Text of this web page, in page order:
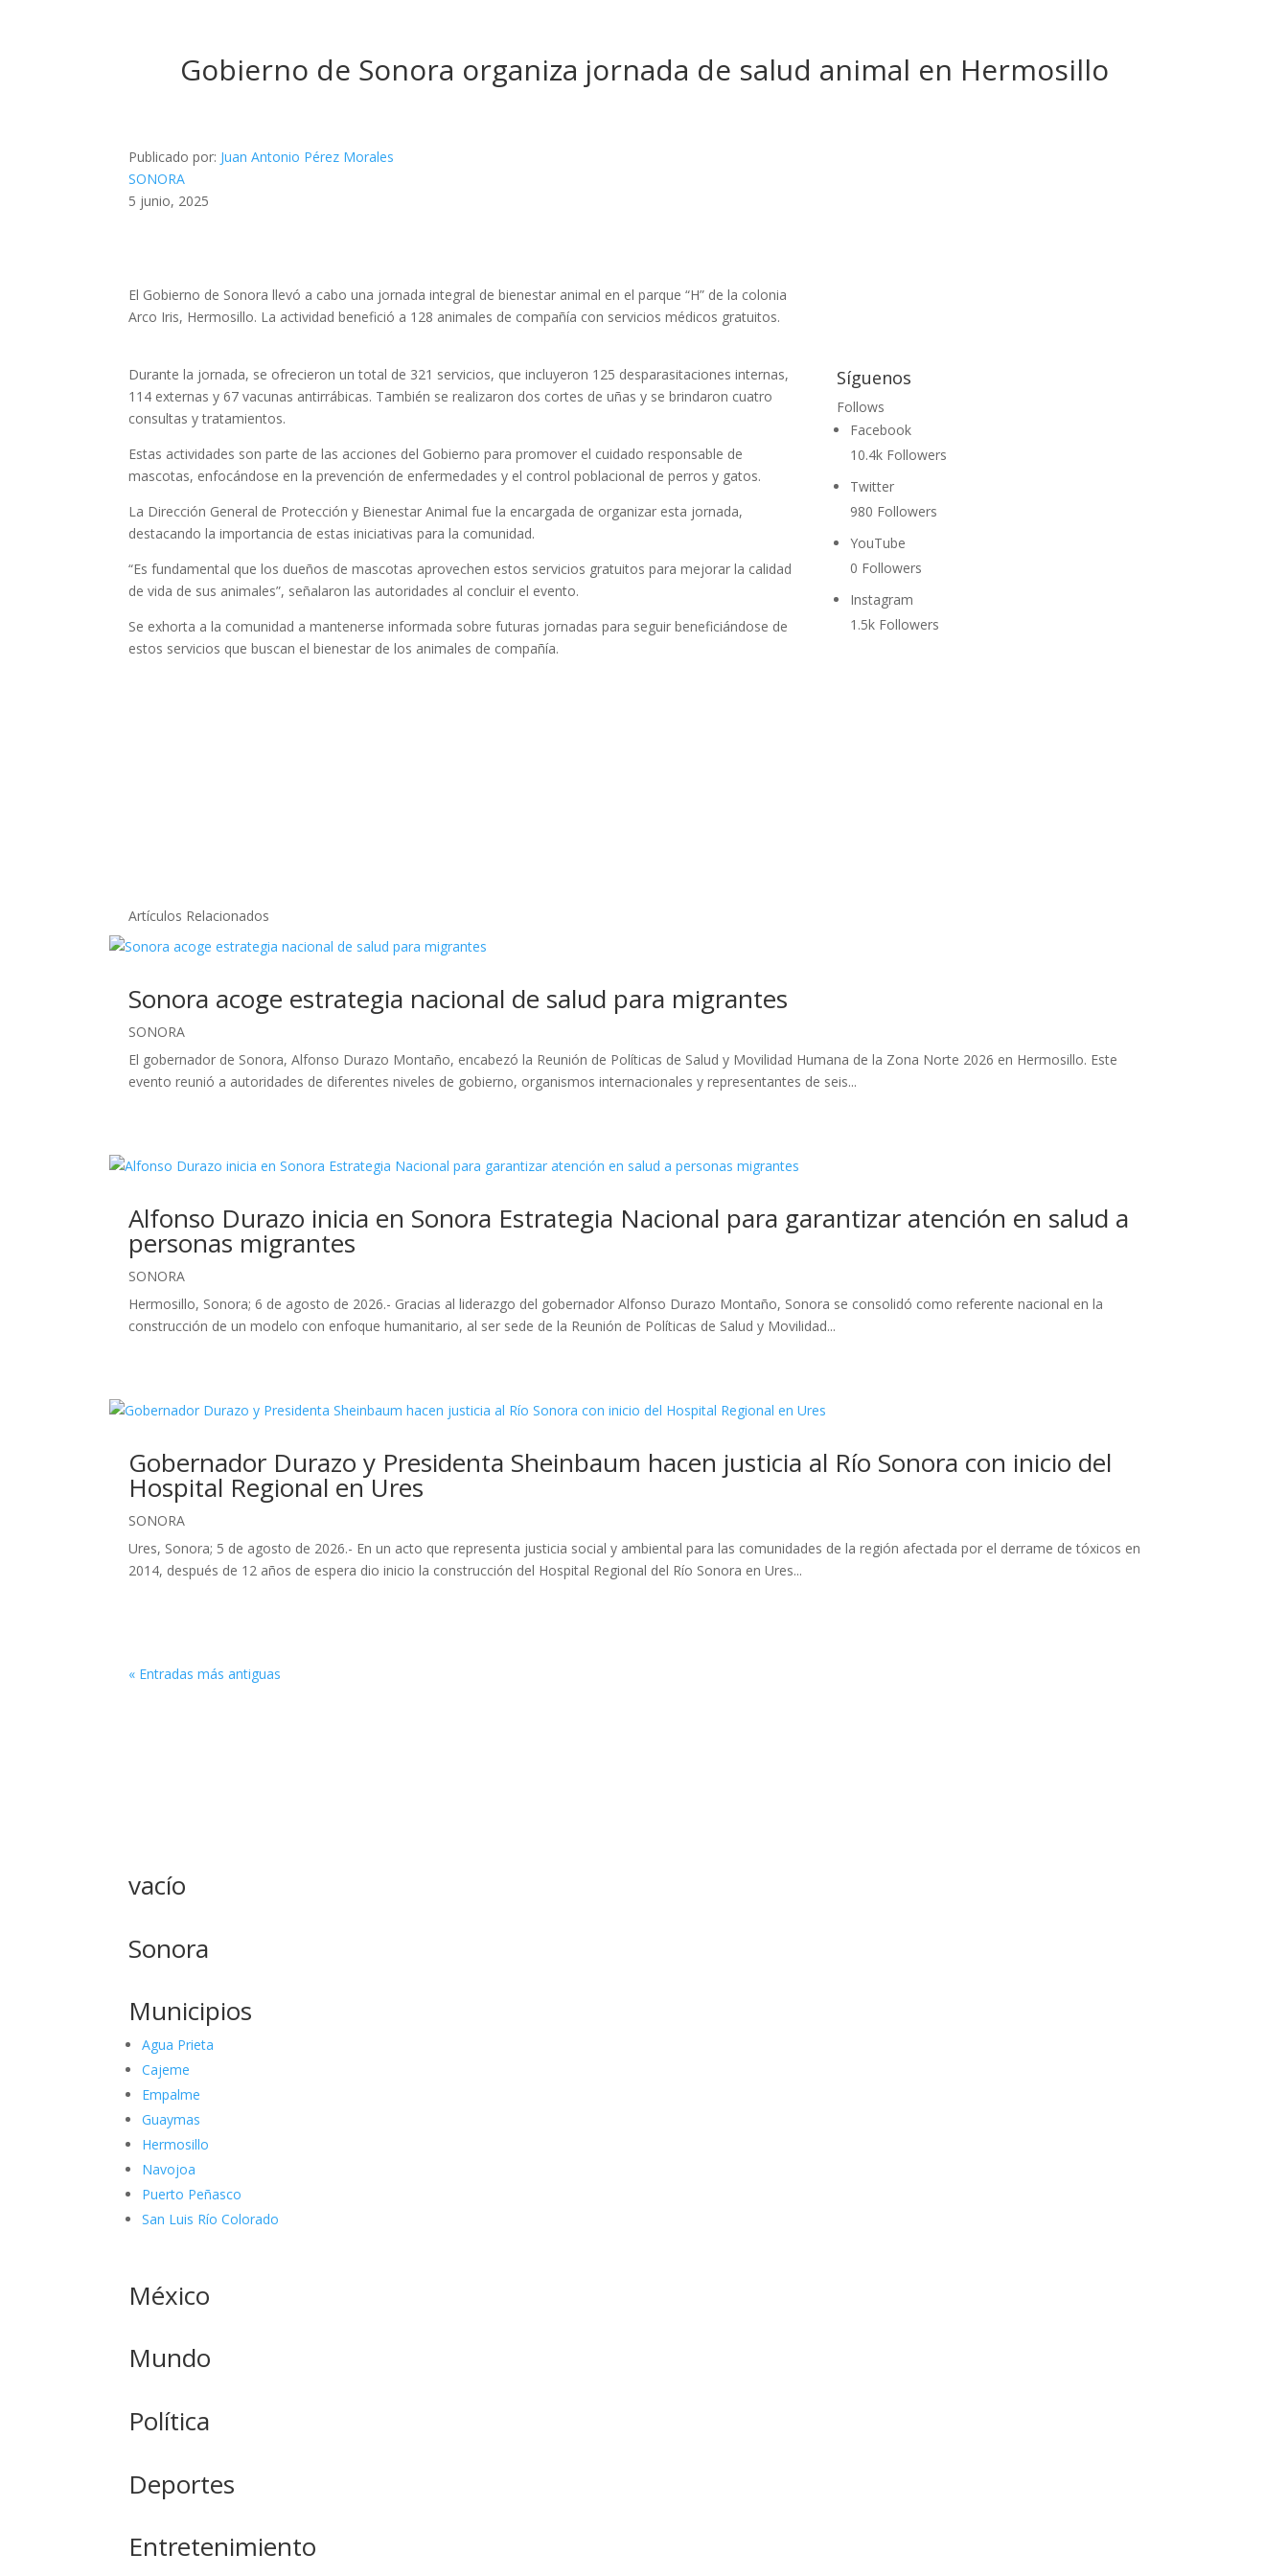
Gobierno de Sonora organiza jornada de salud animal en Hermosillo
Publicado por: Juan Antonio Pérez Morales
SONORA
5 junio, 2025
El Gobierno de Sonora llevó a cabo una jornada integral de bienestar animal en el parque “H” de la colonia
Arco Iris, Hermosillo. La actividad benefició a 128 animales de compañía con servicios médicos gratuitos.
Durante la jornada, se ofrecieron un total de 321 servicios, que incluyeron 125 desparasitaciones internas,
114 externas y 67 vacunas antirrábicas. También se realizaron dos cortes de uñas y se brindaron cuatro
consultas y tratamientos.
Estas actividades son parte de las acciones del Gobierno para promover el cuidado responsable de
mascotas, enfocándose en la prevención de enfermedades y el control poblacional de perros y gatos.
La Dirección General de Protección y Bienestar Animal fue la encargada de organizar esta jornada,
destacando la importancia de estas iniciativas para la comunidad.
“Es fundamental que los dueños de mascotas aprovechen estos servicios gratuitos para mejorar la calidad
de vida de sus animales”, señalaron las autoridades al concluir el evento.
Se exhorta a la comunidad a mantenerse informada sobre futuras jornadas para seguir beneficiándose de
estos servicios que buscan el bienestar de los animales de compañía.
Síguenos
Follows
Facebook
10.4k Followers
Twitter
980 Followers
YouTube
0 Followers
Instagram
1.5k Followers
Artículos Relacionados
Sonora acoge estrategia nacional de salud para migrantes
SONORA
El gobernador de Sonora, Alfonso Durazo Montaño, encabezó la Reunión de Políticas de Salud y Movilidad Humana de la Zona Norte 2026 en Hermosillo. Este
evento reunió a autoridades de diferentes niveles de gobierno, organismos internacionales y representantes de seis...
Alfonso Durazo inicia en Sonora Estrategia Nacional para garantizar atención en salud a
personas migrantes
SONORA
Hermosillo, Sonora; 6 de agosto de 2026.- Gracias al liderazgo del gobernador Alfonso Durazo Montaño, Sonora se consolidó como referente nacional en la
construcción de un modelo con enfoque humanitario, al ser sede de la Reunión de Políticas de Salud y Movilidad...
Gobernador Durazo y Presidenta Sheinbaum hacen justicia al Río Sonora con inicio del
Hospital Regional en Ures
SONORA
Ures, Sonora; 5 de agosto de 2026.- En un acto que representa justicia social y ambiental para las comunidades de la región afectada por el derrame de tóxicos en
2014, después de 12 años de espera dio inicio la construcción del Hospital Regional del Río Sonora en Ures...
« Entradas más antiguas
vacío
Sonora
Municipios
Agua Prieta
Cajeme
Empalme
Guaymas
Hermosillo
Navojoa
Puerto Peñasco
San Luis Río Colorado
México
Mundo
Política
Deportes
Entretenimiento